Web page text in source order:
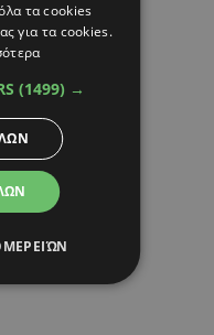
τα cookies
για τα cookies.
(1499) →